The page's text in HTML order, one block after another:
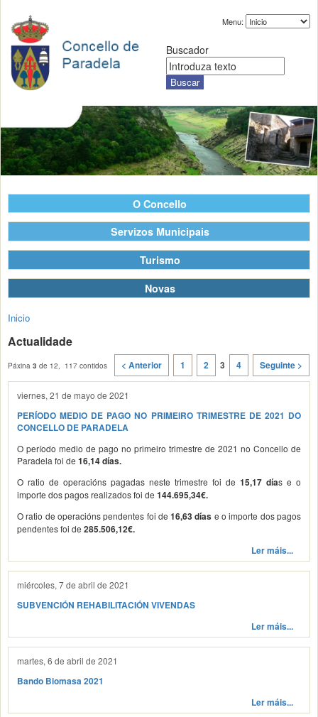
Menu:
Buscador
O Concello
Servizos Municipais
Turismo
Novas
Inicio
Actualidade
Páxina 3 de 12, 117 contidos < Anterior 1 2 3 4 Seguinte >
viernes, 21 de mayo de 2021
PERÍODO MEDIO DE PAGO NO PRIMEIRO TRIMESTRE DE 2021 DO
CONCELLO DE PARADELA
O período medio de pago no primeiro trimestre de 2021 no Concello de
Paradela foi de 16,14 días.
O ratio de operacións pagadas neste trimestre foi de15,17 días e o
importe dos pagos realizados foi de 144.695,34€.
O ratio de operacións pendentes foi de16,63 días e o importe dos pagos
pendentes foi de 285.506,12€.
Ler máis...
miércoles, 7 de abril de 2021
SUBVENCIÓN REHABILITACIÓN VIVENDAS
Ler máis...
martes, 6 de abril de 2021
Bando Biomasa 2021
Ler máis...